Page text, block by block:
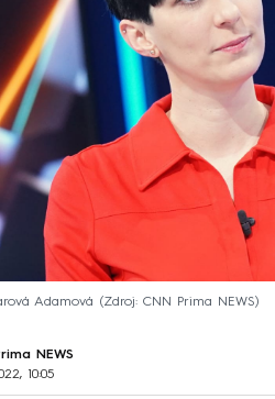
Adamová Zdroj: CNN Prima NEWS
NEWS
10:05